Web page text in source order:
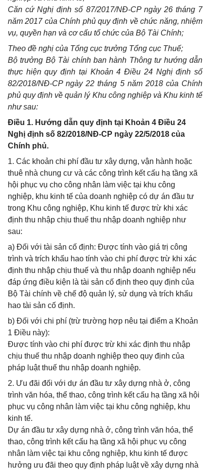
Căn cứ Nghị định số 87/2017/NĐ-CP ngày 26 tháng 7
năm 2017 của Chính phủ quy định về chức năng, nhiệm
vụ, quyền hạn và cơ cấu tổ chức của Bộ Tài Chính;
Theo đề nghị của Tổng cục trưởng Tổng cục Thuế;
Bộ trưởng Bộ Tài chính ban hành Thông tư hướng dẫn
thực hiện quy định tại Khoản 4 Điều 24 Nghị định số
82/2018/NĐ-CP ngày 22 tháng 5 năm 2018 của Chính
phủ quy định về quản lý Khu công nghiệp và Khu kinh tế
như sau:
Điều 1. Hướng dẫn quy định tại Khoản 4 Điều 24
Nghị định số 82/2018/NĐ-CP ngày 22/5/2018 của
Chính phủ.
1. Các khoản chi phí đầu tư xây dựng, vận hành hoặc
thuê nhà chung cư và các công trình kết cấu hạ tầng xã
hội phục vụ cho công nhân làm việc tại khu công
nghiệp, khu kinh tế của doanh nghiệp có dự án đầu tư
trong Khu công nghiệp, Khu kinh tế được trừ khi xác
định thu nhập chịu thuế thu nhập doanh nghiệp như
sau:
a) Đối với tài sản cố định: Được tính vào giá trị công
trình và trích khấu hao tính vào chi phí được trừ khi xác
định thu nhập chịu thuế và thu nhập doanh nghiệp nếu
đáp ứng điều kiện là tài sản cố định theo quy định của
Bộ Tài chính về chế độ quản lý, sử dụng và trích khấu
hao tài sản cố định.
b) Đối với chi phí (trừ trường hợp nêu tại điểm a Khoản
1 Điều này):
Được tính vào chi phí được trừ khi xác định thu nhập
chịu thuế thu nhập doanh nghiệp theo quy định của
pháp luật thuế thu nhập doanh nghiệp.
2. Ưu đãi đối với dự án đầu tư xây dựng nhà ở, công
trình văn hóa, thể thao, công trình kết cấu hạ tầng xã hội
phục vụ công nhân làm việc tại khu công nghiệp, khu
kinh tế.
Dự án đầu tư xây dựng nhà ở, công trình văn hóa, thể
thao, công trình kết cấu hạ tầng xã hội phục vụ công
nhân làm việc tại khu công nghiệp, khu kinh tế được
hưởng ưu đãi theo quy định pháp luật về xây dựng nhà